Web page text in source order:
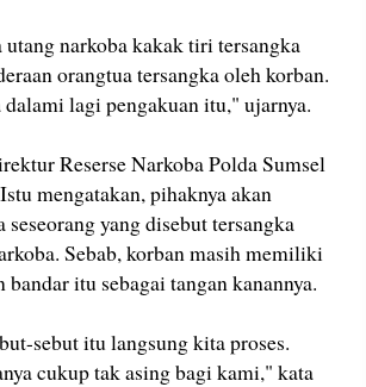
narkoba kakak tiri tersangka
orangtua tersangka oleh korban.
lagi pengakuan itu," ujarnya.
Reserse Narkoba Polda Sumsel
mengatakan, pihaknya akan
yang disebut tersangka
Sebab, korban masih memiliki
bandar itu sebagai tangan kanannya.
sebut itu langsung kita proses.
cukup tak asing bagi kami," kata